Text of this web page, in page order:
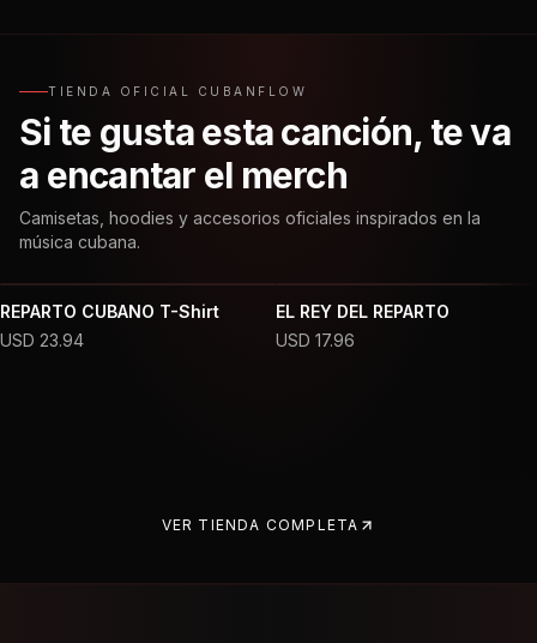
TIENDA OFICIAL CUBANFLOW
Si te gusta esta canción, te va
a encantar el merch
Camisetas, hoodies y accesorios oficiales inspirados en la
música cubana.
REPARTO CUBANO T-Shirt
USD 23.94
EL REY DEL REPARTO
USD 17.96
VER TIENDA COMPLETA